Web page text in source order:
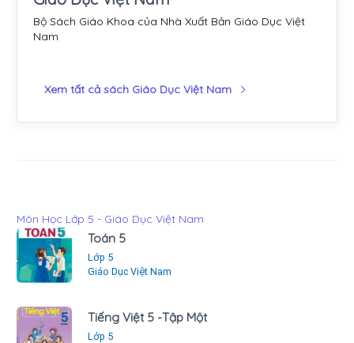
Bộ Sách Giáo Khoa của Nhà Xuất Bản Giáo Dục Việt
Nam
Xem tất cả sách Giáo Dục Việt Nam
Môn Học Lớp 5 - Giáo Dục Việt Nam
Toán 5
Lớp 5
Giáo Dục Việt Nam
Tiếng Việt 5 -Tập Một
Lớp 5